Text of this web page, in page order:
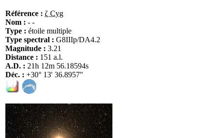
Référence : ζ Cyg
Nom : - -
Type : étoile multiple
Type spectral : G8IIIp/DA4.2
Magnitude : 3.21
Distance : 151 a.l.
A.D. : 21h 12m 56.18594s
Déc. : +30° 13' 36.8957"